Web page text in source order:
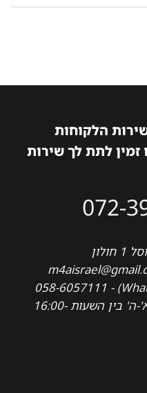
הלקוחות
זמין לתת לך שירות
072-
א'-ה' בין השעות 16:00-